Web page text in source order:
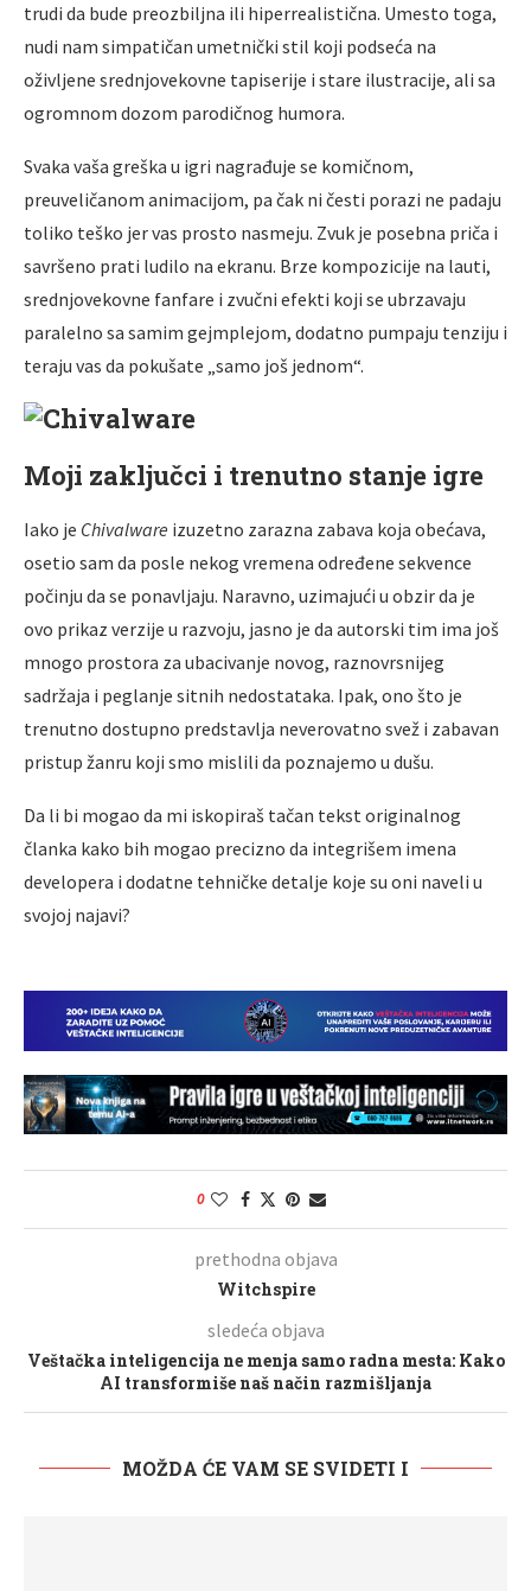
trudi da bude preozbiljna ili hiperrealistična. Umesto toga,
nudi nam simpatičan umetnički stil koji podseća na
oživljene srednjovekovne tapiserije i stare ilustracije, ali sa
ogromnom dozom parodičnog humora.
Svaka vaša greška u igri nagrađuje se komičnom,
preuveličanom animacijom, pa čak ni česti porazi ne padaju
toliko teško jer vas prosto nasmeju. Zvuk je posebna priča i
savršeno prati ludilo na ekranu. Brze kompozicije na lauti,
srednjovekovne fanfare i zvučni efekti koji se ubrzavaju
paralelno sa samim gejmplejom, dodatno pumpaju tenziju i
teraju vas da pokušate „samo još jednom“.
Moji zaključci i trenutno stanje igre
Iako je Chivalware izuzetno zarazna zabava koja obećava,
osetio sam da posle nekog vremena određene sekvence
počinju da se ponavljaju. Naravno, uzimajući u obzir da je
ovo prikaz verzije u razvoju, jasno je da autorski tim ima još
mnogo prostora za ubacivanje novog, raznovrsnijeg
sadržaja i peglanje sitnih nedostataka. Ipak, ono što je
trenutno dostupno predstavlja neverovatno svež i zabavan
pristup žanru koji smo mislili da poznajemo u dušu.
Da li bi mogao da mi iskopiraš tačan tekst originalnog
članka kako bih mogao precizno da integrišem imena
developera i dodatne tehničke detalje koje su oni naveli u
svojoj najavi?
0
prethodna objava
Witchspire
sledeća objava
Veštačka inteligencija ne menja samo radna mesta: Kako
AI transformiše naš način razmišljanja
MOŽDA ĆE VAM SE SVIDETI I